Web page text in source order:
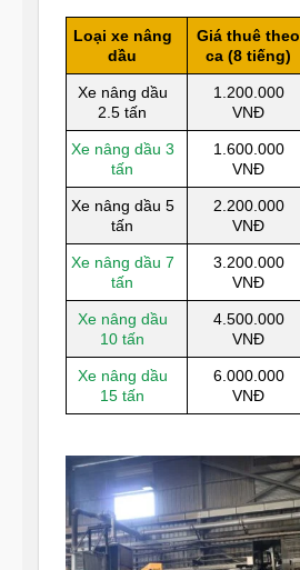
Loại xe nâng
dầu
Giá thuê theo
ca (8 tiếng)
Xe nâng dầu
2.5 tấn
1.200.000
VNĐ
Xe nâng dầu 3
tấn
1.600.000
VNĐ
Xe nâng dầu 5
tấn
2.200.000
VNĐ
Xe nâng dầu 7
tấn
3.200.000
VNĐ
Xe nâng dầu
10 tấn
4.500.000
VNĐ
Xe nâng dầu
15 tấn
6.000.000
VNĐ